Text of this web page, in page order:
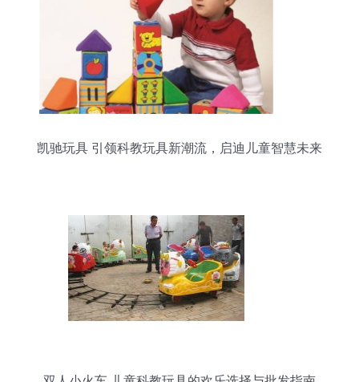
凯驰玩具 引领科教玩具新潮流，启迪儿童智慧未来